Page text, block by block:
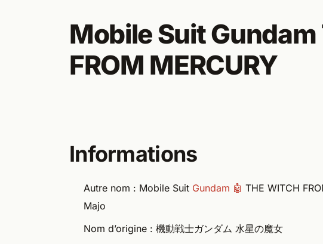
Mobile Suit Gundam
FROM MERCURY
Informations
Autre nom : Mobile Suit Gundam 🤖 THE WITCH
Majo
Nom d’origine : 機動戦士ガンダム 水星の魔女